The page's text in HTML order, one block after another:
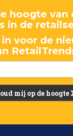
hoogte van
in de
voor de
mij op de hoogte